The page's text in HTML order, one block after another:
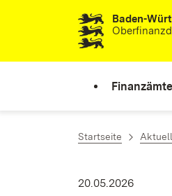
Zum Inhalt springen
Baden-
Startseite
20.05.2026